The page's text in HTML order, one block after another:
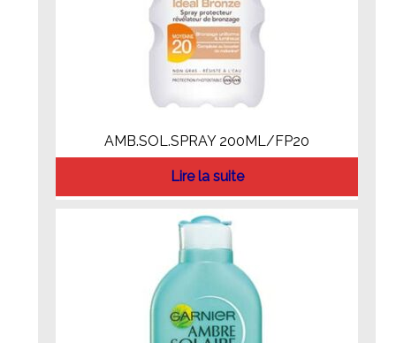
AMB.SOL.SPRAY 200ML/FP20
Lire la suite